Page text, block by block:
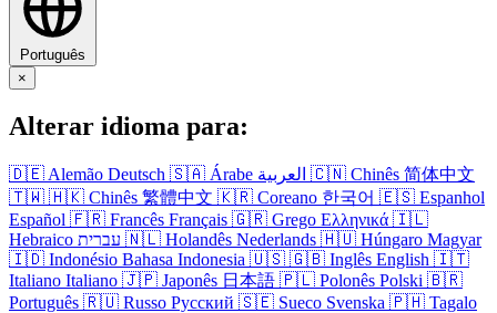
Português
×
Alterar idioma para:
🇩🇪 Alemão Deutsch 🇸🇦 Árabe العربية 🇨🇳 Chinês 简体中文
🇹🇼 🇭🇰 Chinês 繁體中文 🇰🇷 Coreano 한국어 🇪🇸 Espanhol
Español 🇫🇷 Francês Français 🇬🇷 Grego Ελληνικά 🇮🇱
Hebraico עברית 🇳🇱 Holandês Nederlands 🇭🇺 Húngaro Magyar
🇮🇩 Indonésio Bahasa Indonesia 🇺🇸 🇬🇧 Inglês English 🇮🇹
Italiano Italiano 🇯🇵 Japonês 日本語 🇵🇱 Polonês Polski 🇧🇷
Português 🇷🇺 Russo Русский 🇸🇪 Sueco Svenska 🇵🇭 Tagalo